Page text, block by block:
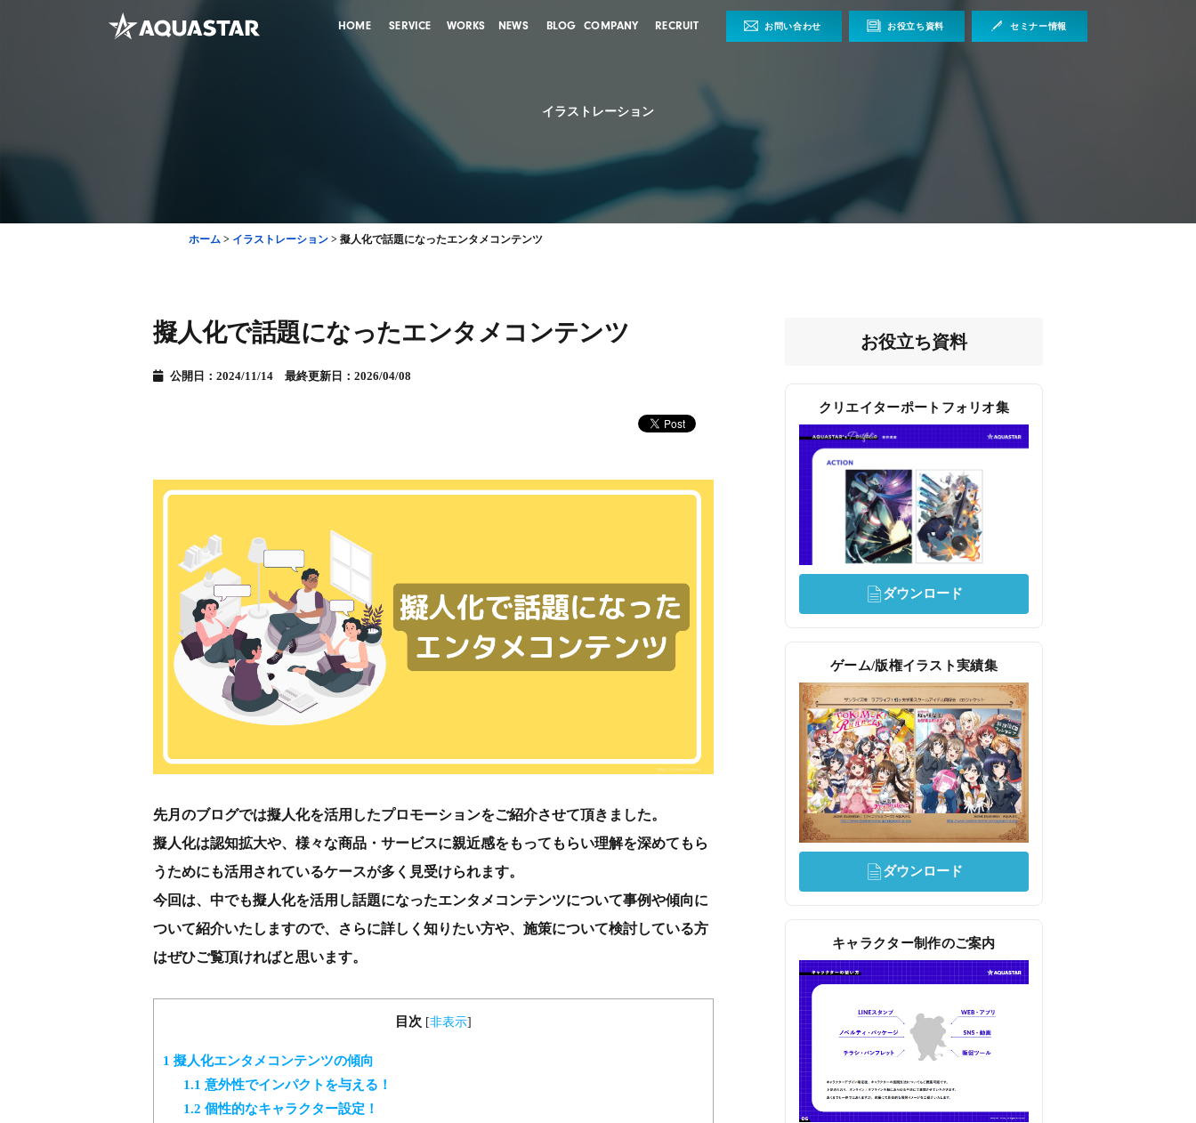
HOME SERVICE WORKS NEWS BLOG COMPANY RECRUIT お問い合わせ お役立ち資料 セミナー情報
イラストレーション
ホーム > イラストレーション > 擬人化で話題になったエンタメコンテンツ
擬人化で話題になったエンタメコンテンツ
公開日：2024/11/14 最終更新日：2026/04/08
先月のブログでは擬人化を活用したプロモーションをご紹介させて頂きました。
擬人化は認知拡大や、様々な商品・サービスに親近感をもってもらい理解を深めてもら
うためにも活用されているケースが多く見受けられます。
今回は、中でも擬人化を活用し話題になったエンタメコンテンツについて事例や傾向に
ついて紹介いたしますので、さらに詳しく知りたい方や、施策について検討している方
はぜひご覧頂ければと思います。
目次 [非表示]
1 擬人化エンタメコンテンツの傾向
1.1 意外性でインパクトを与える！
1.2 個性的なキャラクター設定！
お役立ち資料
クリエイターポートフォリオ集
ダウンロード
ゲーム/版権イラスト実績集
ダウンロード
キャラクター制作のご案内